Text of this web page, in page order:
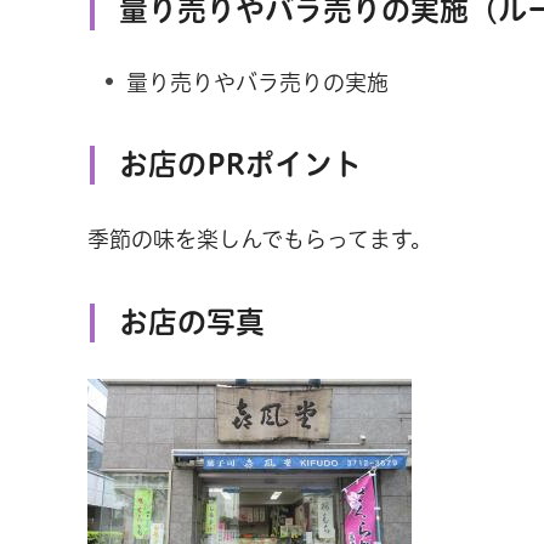
量り売りやバラ売りの実施（ル
量り売りやバラ売りの実施
お店のPRポイント
季節の味を楽しんでもらってます。
お店の写真